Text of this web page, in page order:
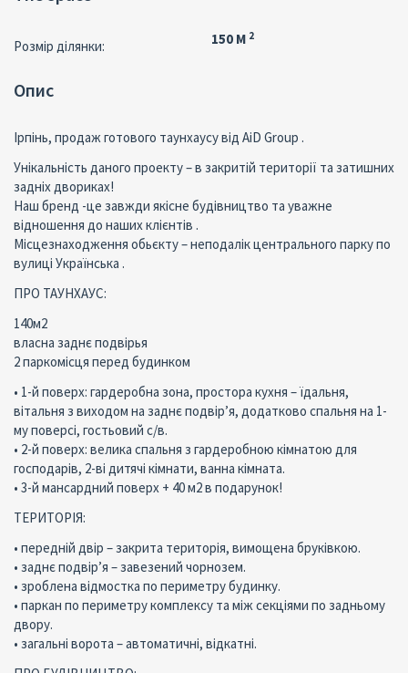
Розмір ділянки: 150 M 2
Опис
Ірпінь, продаж готового таунхаусу від AiD Group .
Унікальність даного проекту – в закритій території та затишних
задніх двориках!
Наш бренд -це завжди якісне будівництво та уважне
відношення до наших клієнтів .
Місцезнаходження обьєкту – неподалік центрального парку по
вулиці Українська .
ПРО ТАУНХАУС:
140м2
власна заднє подвірья
2 паркомісця перед будинком
• 1-й поверх: гардеробна зона, простора кухня – їдальня,
вітальня з виходом на заднє подвір’я, додатково спальня на 1-
му поверсі, гостьовий с/в.
• 2-й поверх: велика спальня з гардеробною кімнатою для
господарів, 2-ві дитячі кімнати, ванна кімната.
• 3-й мансардний поверх + 40 м2 в подарунок!
ТЕРИТОРІЯ:
• передній двір – закрита територія, вимощена бруківкою.
• заднє подвір’я – завезений чорнозем.
• зроблена вiдмостка по периметру будинку.
• паркан по периметру комплексу та між секціями по задньому
двору.
• загальні ворота – автоматичні, відкатні.